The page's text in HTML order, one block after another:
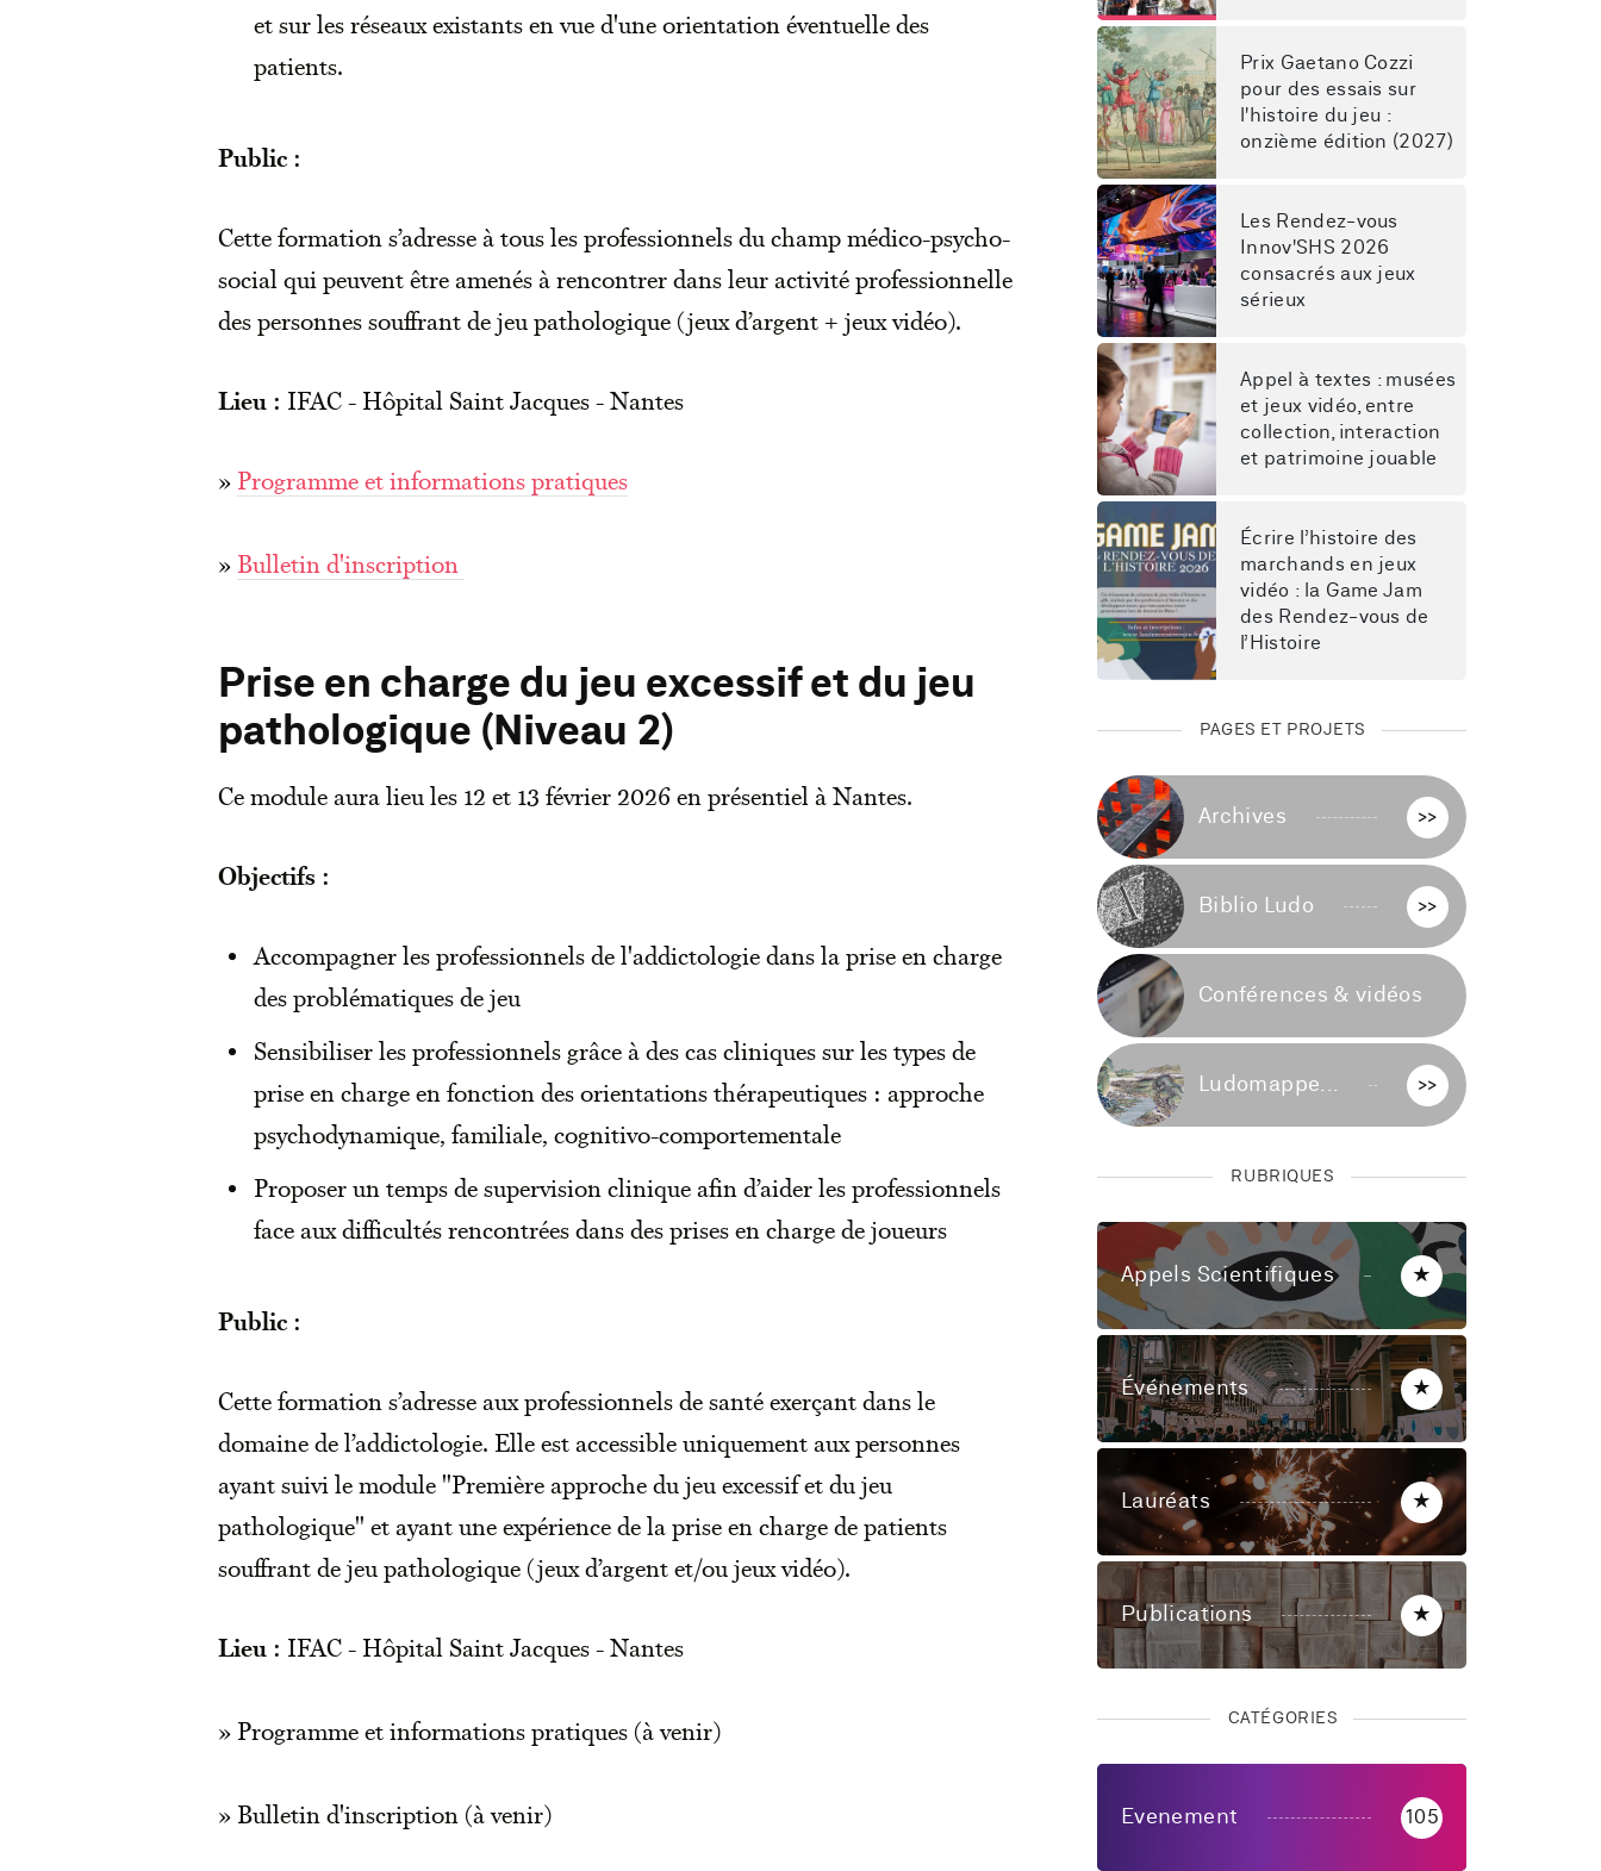
et sur les réseaux existants en vue d'une orientation éventuelle des
patients.
Public :
Cette formation s’adresse à tous les professionnels du champ médico-psycho-
social qui peuvent être amenés à rencontrer dans leur activité professionnelle
des personnes souffrant de jeu pathologique (jeux d’argent + jeux vidéo).
Lieu : IFAC - Hôpital Saint Jacques - Nantes
» Programme et informations pratiques
» Bulletin d'inscription
Prise en charge du jeu excessif et du jeu
pathologique (Niveau 2)
Ce module aura lieu les 12 et 13 février 2026 en présentiel à Nantes.
Objectifs :
Accompagner les professionnels de l'addictologie dans la prise en charge
des problématiques de jeu
Sensibiliser les professionnels grâce à des cas cliniques sur les types de
prise en charge en fonction des orientations thérapeutiques : approche
psychodynamique, familiale, cognitivo-comportementale
Proposer un temps de supervision clinique afin d’aider les professionnels
face aux difficultés rencontrées dans des prises en charge de joueurs
Public :
Cette formation s’adresse aux professionnels de santé exerçant dans le
domaine de l’addictologie. Elle est accessible uniquement aux personnes
ayant suivi le module "Première approche du jeu excessif et du jeu
pathologique" et ayant une expérience de la prise en charge de patients
souffrant de jeu pathologique (jeux d’argent et/ou jeux vidéo).
Lieu : IFAC - Hôpital Saint Jacques - Nantes
» Programme et informations pratiques (à venir)
» Bulletin d'inscription (à venir)
Prix Gaetano Cozzi
pour des essais sur
l'histoire du jeu :
onzième édition (2027)
Les Rendez-vous
Innov'SHS 2026
consacrés aux jeux
sérieux
Appel à textes : musées
et jeux vidéo, entre
collection, interaction
et patrimoine jouable
Écrire l’histoire des
marchands en jeux
vidéo : la Game Jam
des Rendez-vous de
l’Histoire
PAGES ET PROJETS
Archives >>
Biblio Ludo >>
Conférences & vidéos
Ludomappe... >>
RUBRIQUES
Appels Scientifiques ★
Événements ★
Lauréats ★
Publications ★
CATÉGORIES
Evenement 105